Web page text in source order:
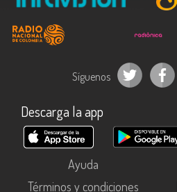
Síguenos
Descarga la app
Ayuda
Términos y condiciones